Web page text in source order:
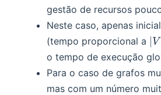
gestão de recursos
Neste caso, apenas
(tempo proporcional a
V
o tempo de execução
Para o caso de grafos
mas com um número